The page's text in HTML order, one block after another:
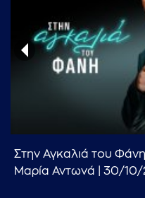
...πληκτρολογήστε
Στην Αγκαλιά του
Μαρία Αντωνά | 30/